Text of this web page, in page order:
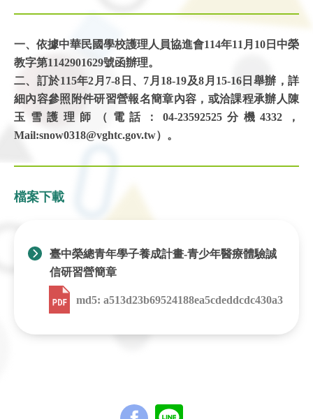
一、依據中華民國學校護理人員協進會114年11月10日中榮
教字第1142901629號函辦理。
二、訂於115年2月7-8日、7月18-19及8月15-16日舉辦，詳
細內容參照附件研習營報名簡章內容，或洽課程承辦人陳
玉雪護理師（電話：04-23592525分機4332，
Mail:snow0318@vghtc.gov.tw）。
檔案下載
臺中榮總青年學子養成計畫‐青少年醫療體驗誠
信研習營簡章
md5: a513d23b69524188ea5cdeddcdc430a3